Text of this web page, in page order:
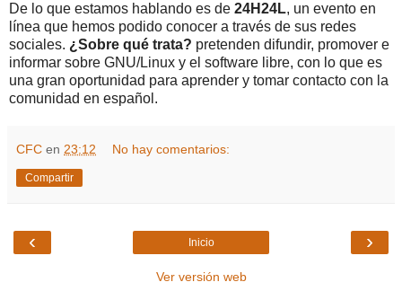
De lo que estamos hablando es de 24H24L, un evento en
línea que hemos podido conocer a través de sus redes
sociales. ¿Sobre qué trata? pretenden difundir, promover e
informar sobre GNU/Linux y el software libre, con lo que es
una gran oportunidad para aprender y tomar contacto con la
comunidad en español.
CFC en 23:12 No hay comentarios:
Compartir
‹ ›
Inicio
Ver versión web